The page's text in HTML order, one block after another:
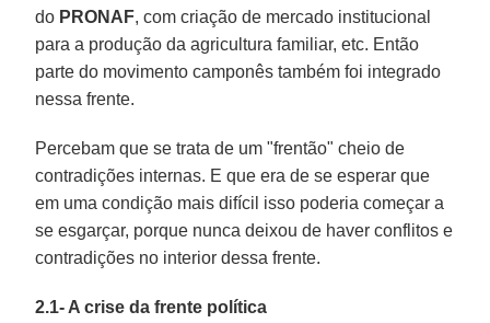
do PRONAF, com criação de mercado institucional
para a produção da agricultura familiar, etc. Então
parte do movimento camponês também foi integrado
nessa frente.
Percebam que se trata de um "frentão" cheio de
contradições internas. E que era de se esperar que
em uma condição mais difícil isso poderia começar a
se esgarçar, porque nunca deixou de haver conflitos e
contradições no interior dessa frente.
2.1- A crise da frente política